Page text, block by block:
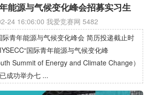
能源与气候变化峰会招募实习生
24 16:06:00 我爱竞赛网 5482
青年能源与气候变化峰会 简历投递截止时
国际青年能源与气候变化峰
Summit of Energy and Climate Change）
成功举办七 ...